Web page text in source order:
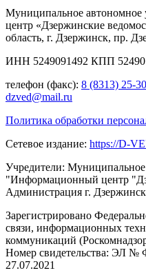
Муниципальное
центр «Дзержинские
область, г. Дзержинск, пр.
ИНН 5249091492 КПП
телефон (факс): 8 (8313) 25-
dzved@mail.ru
Политика обработки
Сетевое издание: https://D-
Учредители:
"Информационный центр
Администрация г.
Зарегистрировано
связи, информационных
коммуникаций
Номер свидетельства: ЭЛ №
27.07.2021